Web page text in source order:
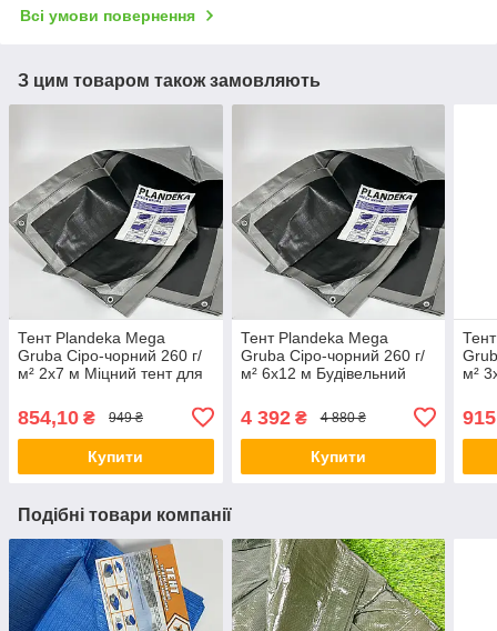
Всі умови повернення
З цим товаром також замовляють
Тент Plandeka Mega
Gruba Сіро-чорний 260 г/
м² 2х7 м Міцний тент для
машини
854,10 ₴ 949 ₴
Купити
Тент Plandeka Mega
Gruba Сіро-чорний 260 г/
м² 6х12 м Будівельний
Садовий тент для пікніка
4 392₴ 4 880 ₴
Купити
м²
для
Подібні товари компанії